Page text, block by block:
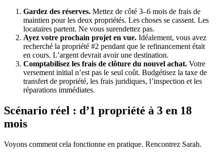
Gardez des réserves. Mettez de côté 3–6 mois de frais de
maintien pour les deux propriétés. Les choses se cassent. Les
locataires partent. Ne vous surendettez pas.
Ayez votre prochain projet en vue. Idéalement, vous avez
recherché la propriété #2 pendant que le refinancement était
en cours. L’argent devrait avoir une destination.
Comptabilisez les frais de clôture du nouvel achat. Votre
versement initial n’est pas le seul coût. Budgétisez la taxe de
transfert de propriété, les frais juridiques, l’inspection et les
réparations immédiates.
Scénario réel : d’1 propriété à 3 en 18
mois
Voyons comment cela fonctionne en pratique. Rencontrez Sarah.